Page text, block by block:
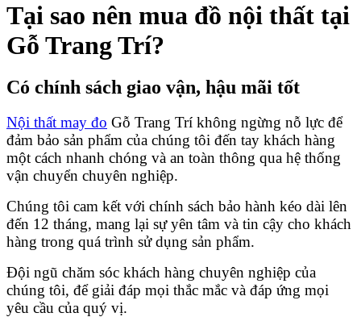
Tại sao nên mua đồ nội thất tại
Gỗ Trang Trí?
Có chính sách giao vận, hậu mãi tốt
Nội thất may đo Gỗ Trang Trí không ngừng nỗ lực để
đảm bảo sản phẩm của chúng tôi đến tay khách hàng
một cách nhanh chóng và an toàn thông qua hệ thống
vận chuyển chuyên nghiệp.
Chúng tôi cam kết với chính sách bảo hành kéo dài lên
đến 12 tháng, mang lại sự yên tâm và tin cậy cho khách
hàng trong quá trình sử dụng sản phẩm.
Đội ngũ chăm sóc khách hàng chuyên nghiệp của
chúng tôi, để giải đáp mọi thắc mắc và đáp ứng mọi
yêu cầu của quý vị.